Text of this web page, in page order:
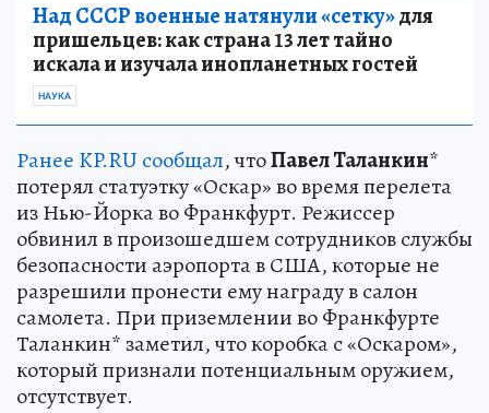
Над СССР военные натянули «сетку»для
пришельцев: как страна 13 лет тайно
искала и изучала инопланетных гостей
НАУКА
Ранее KP.RU сообщал, чтоПавел Таланкин*
потерял статуэтку «Оскар» во время перелета
из Нью-Йорка во Франкфурт. Режиссер
обвинил в произошедшем сотрудников службы
безопасности аэропорта в США, которые не
разрешили пронести ему награду в салон
самолета. При приземлении во Франкфурте
Таланкин* заметил, что коробка с «Оскаром»,
который признали потенциальным оружием,
отсутствует.